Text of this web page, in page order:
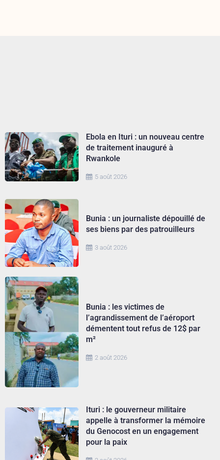
5 août 2026
Ebola en Ituri : un nouveau centre
de traitement inauguré à
Rwankole
3 août 2026
Bunia : un journaliste dépouillé de
ses biens par des patrouilleurs
2 août 2026
Bunia : les victimes de
l’agrandissement de l’aéroport
démentent tout refus de 12$ par
m²
Ituri : le gouverneur militaire
appelle à transformer la mémoire
du Genocost en un engagement
pour la paix